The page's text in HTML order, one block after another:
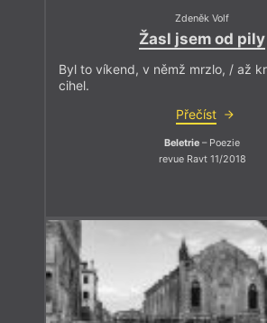
Zdeněk Volf
Žasl jsem od pily
Byl to víkend, v němž mrzlo, / až
cihel.
Přečíst
Beletrie – Poezie
revue Ravt 11/2018